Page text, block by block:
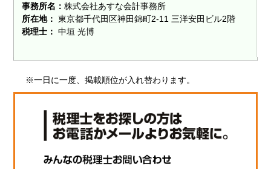
事務所名：株式会社あすな会計事務所
所在地： 東京都千代田区神田錦町2-11 三洋安田ビル2階
税理士： 中垣 光博
※一日に一度、掲載順位が入れ替わります。